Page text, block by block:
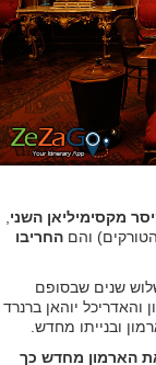
והם החריבו
החלה בשנת 1696 וערכה שלוש שנים שבסופם
יוהאן ברנרד
ובנייתו מחדש.
את הארמון מחדש כך